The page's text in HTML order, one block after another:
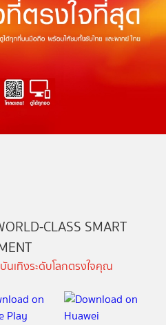
CLASS SMART
เทิงระดับโลกตรงใจคุณ